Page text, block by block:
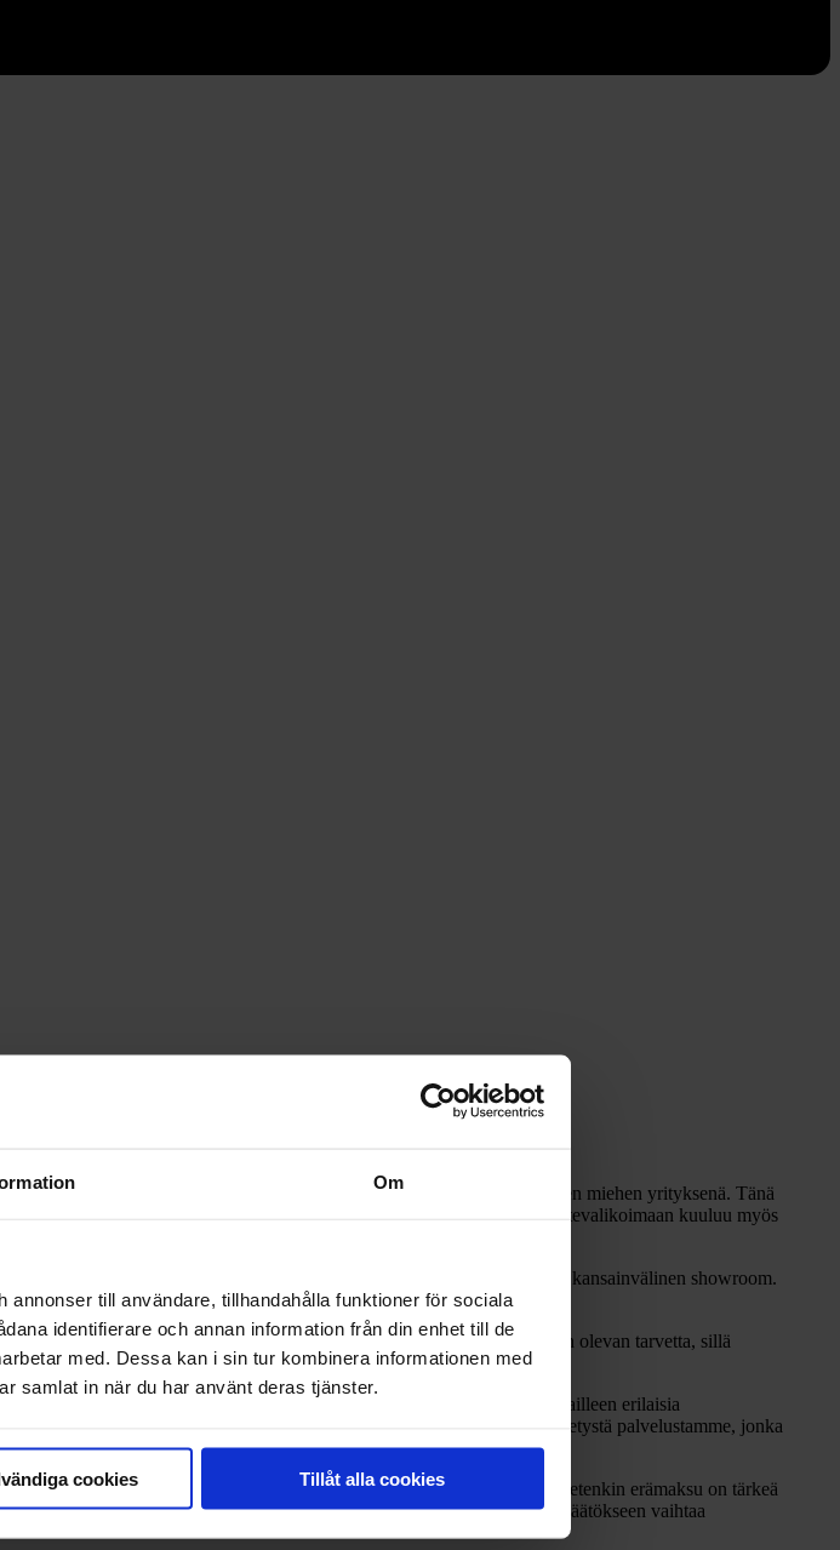
Om
till användare, tillhandahålla funktioner för sociala
identifierare och annan information från din enhet till de
med. Dessa kan i sin tur kombinera informationen med
samlat in när du har använt deras tjänster.
cookies Tillåt alla cookies
aloitti bambulattian maahantuonnin yhden miehen yrityksenä. Tänä
Yrityksen pääasiallinen tuote on vinyylilankku, jonka lisäksi tuotevalikoimaan kuuluu myös
yritys on laajentamassa Alankomaihin, jonne avataan ensimmäinen kansainvälinen showroom.
.
monipuolisemmat maksutavat. Etenkin laskulle ja erämaksulle koettiin olevan tarvetta, sillä
Floors oli meihin yhteydessä, koska yrityksellä oli halu tarjota asiakkailleen erilaisia
että Ruotsissa. Nordic Floors oli kuullut Pohjoismaiden käyttöön kehitetystä palvelustamme, jonka
maksuaikaan. “Monipuoliset maksutavat ovat meille elinehto, ja etenkin erämaksu on tärkeä
markkinoilla sekä kilpailukykyinen hinnoittelu vaikuttivat lopulliseen päätökseen vaihtaa